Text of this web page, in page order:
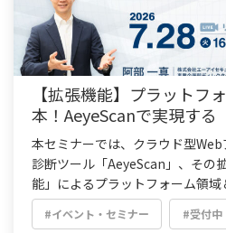
【拡張機能】プラットフ
本！AeyeScanで実現する
体制とは
本セミナーでは、クラウド型
診断ツール「AeyeScan」、その
能」によるプラットフォーム領
キャン機能」によるAPI単体の診
る、新たなリスク可視化・診断
#イベント・セミナー #受付中